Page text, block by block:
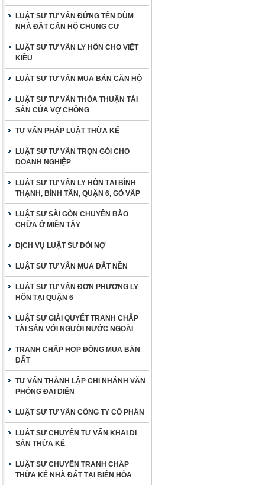
LUẬT SƯ TƯ VẤN ĐỨNG TÊN DÙM
NHÀ ĐẤT CĂN HỘ CHUNG CƯ
LUẬT SƯ TƯ VẤN LY HÔN CHO VIỆT
KIỀU
LUẬT SƯ TƯ VẤN MUA BÁN CĂN HỘ
LUẬT SƯ TƯ VẤN THỎA THUẬN TÀI
SẢN CỦA VỢ CHỒNG
TƯ VẤN PHÁP LUẬT THỪA KẾ
LUẬT SƯ TƯ VẤN TRỌN GÓI CHO
DOANH NGHIỆP
LUẬT SƯ TƯ VẤN LY HÔN TẠI BÌNH
THẠNH, BÌNH TÂN, QUẬN 6, GÒ VẤP
LUẬT SƯ SÀI GÒN CHUYÊN BÀO
CHỮA Ở MIỀN TÂY
DỊCH VỤ LUẬT SƯ ĐÒI NỢ
LUẬT SƯ TƯ VẤN MUA ĐẤT NỀN
LUẬT SƯ TƯ VẤN ĐƠN PHƯƠNG LY
HÔN TẠI QUẬN 6
LUẬT SƯ GIẢI QUYẾT TRANH CHẤP
TÀI SẢN VỚI NGƯỜI NƯỚC NGOÀI
TRANH CHẤP HỢP ĐỒNG MUA BÁN
ĐẤT
TƯ VẤN THÀNH LẬP CHI NHÁNH VĂN
PHÒNG ĐẠI DIỆN
LUẬT SƯ TƯ VẤN CÔNG TY CỔ PHẦN
LUẬT SƯ CHUYÊN TƯ VẤN KHAI DI
SẢN THỪA KẾ
LUẬT SƯ CHUYÊN TRANH CHẤP
THỪA KẾ NHÀ ĐẤT TẠI BIÊN HÒA